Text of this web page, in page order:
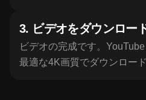
3. ビデオをダウンロー
ビデオの完成です。
最適な4K画質でダウンロー